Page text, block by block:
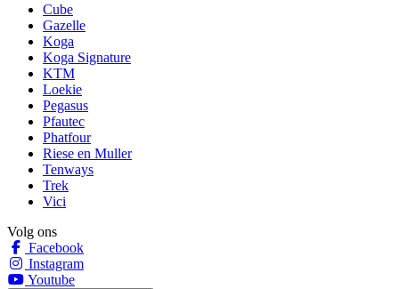
Cube
Gazelle
Koga
Koga Signature
KTM
Loekie
Pegasus
Pfautec
Phatfour
Riese en Muller
Tenways
Trek
Vici
Volg ons
Facebook
Instagram
Youtube